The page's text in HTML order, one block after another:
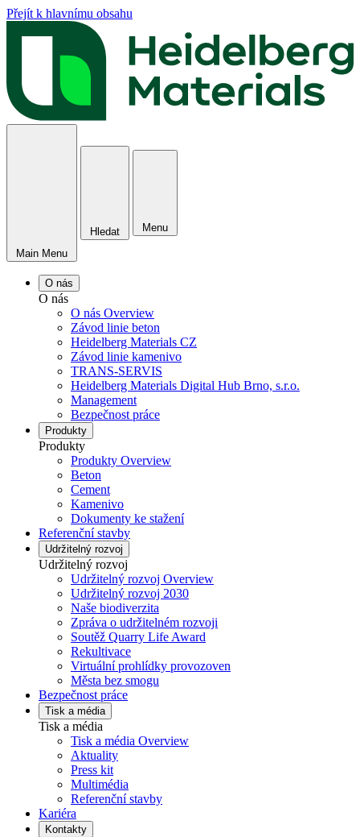
Přejít k hlavnímu obsahu
Main Menu
Hledat Menu
O nás
O nás
O nás Overview
Závod linie beton
Heidelberg Materials CZ
Závod linie kamenivo
TRANS-SERVIS
Heidelberg Materials Digital Hub Brno, s.r.o.
Management
Bezpečnost práce
Produkty
Produkty
Produkty Overview
Beton
Cement
Kamenivo
Dokumenty ke stažení
Referenční stavby
Udržitelný rozvoj
Udržitelný rozvoj
Udržitelný rozvoj Overview
Udržitelný rozvoj 2030
Naše biodiverzita
Zpráva o udržitelném rozvoji
Soutěž Quarry Life Award
Rekultivace
Virtuální prohlídky provozoven
Města bez smogu
Bezpečnost práce
Tisk a média
Tisk a média
Tisk a média Overview
Aktuality
Press kit
Multimédia
Referenční stavby
Kariéra
Kontakty